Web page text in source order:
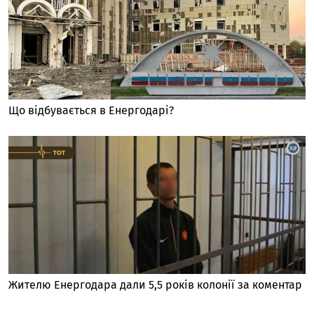
Що відбувається в Енергодарі?
Жителю Енергодара дали 5,5 років колонії за коментар